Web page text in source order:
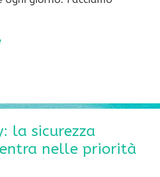
la sicurezza
nelle priorità